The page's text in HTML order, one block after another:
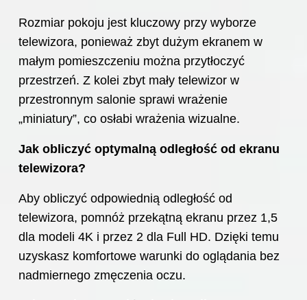
Rozmiar pokoju jest kluczowy przy wyborze
telewizora, ponieważ zbyt dużym ekranem w
małym pomieszczeniu można przytłoczyć
przestrzeń. Z kolei zbyt mały telewizor w
przestronnym salonie sprawi wrażenie
„miniatury”, co osłabi wrażenia wizualne.
Jak obliczyć optymalną odległość od ekranu
telewizora?
Aby obliczyć odpowiednią odległość od
telewizora, pomnóż przekątną ekranu przez 1,5
dla modeli 4K i przez 2 dla Full HD. Dzięki temu
uzyskasz komfortowe warunki do oglądania bez
nadmiernego zmęczenia oczu.